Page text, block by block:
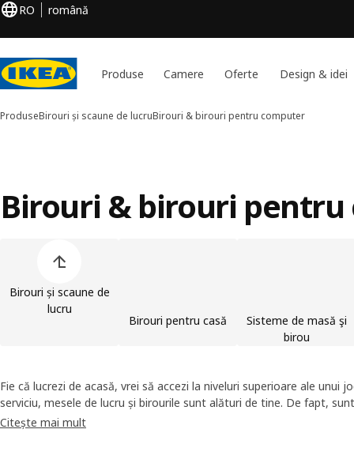
RO română
Produse Camere Oferte Design & idei
ProduseBirouri și scaune de lucruBirouri & birouri pentru computer
Birouri & birouri
Birouri și scaune de
lucru
Birouri pentru casă
Sisteme de masă şi
birou
Fie că lucrezi de acasă, vrei să accezi la niveluri superioare ale unui
serviciu, mesele de lucru și birourile sunt alături de tine. De fapt,
tu la ce ne referim – birourile și mobilierul pentru birou sunt esențiale
Citește mai mult